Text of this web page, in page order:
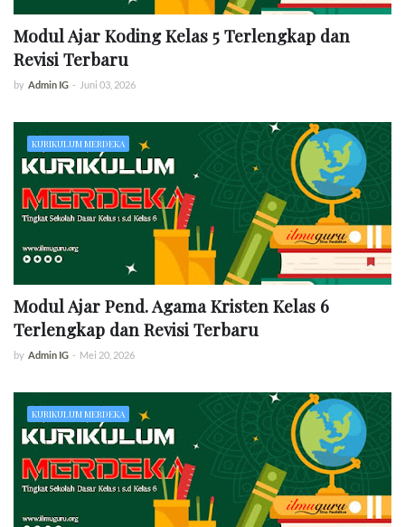
Modul Ajar Koding Kelas 5 Terlengkap dan
Revisi Terbaru
by Admin IG - Juni 03, 2026
KURIKULUM MERDEKA
Modul Ajar Pend. Agama Kristen Kelas 6
Terlengkap dan Revisi Terbaru
by Admin IG - Mei 20, 2026
KURIKULUM MERDEKA